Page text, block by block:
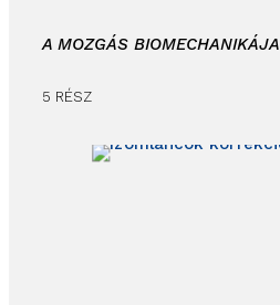
A MOZGÁS BIOMECHANIKÁJA
5 RÉSZ